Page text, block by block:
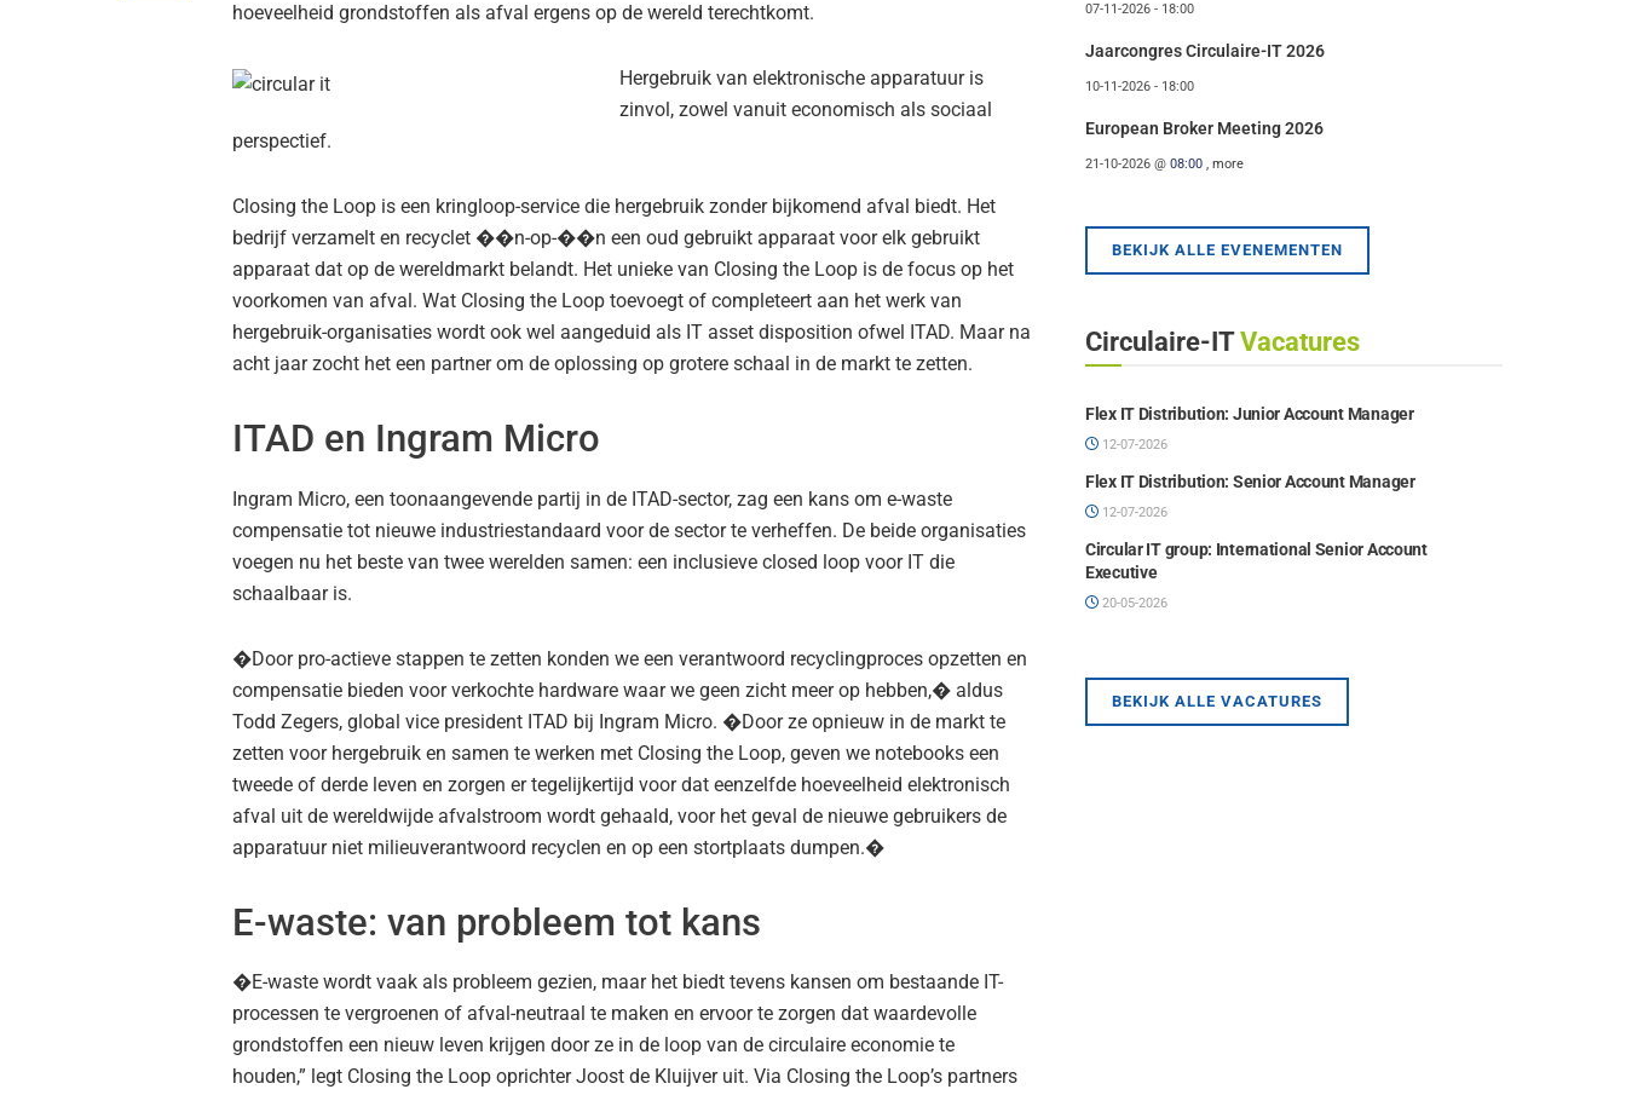
hoeveelheid grondstoffen als afval ergens op de wereld terechtkomt.
Hergebruik van elektronische apparatuur is
zinvol, zowel vanuit economisch als sociaal
perspectief.
Closing the Loop is een kringloop-service die hergebruik zonder bijkomend afval biedt. Het
bedrijf verzamelt en recyclet ��n-op-��n een oud gebruikt apparaat voor elk gebruikt
apparaat dat op de wereldmarkt belandt. Het unieke van Closing the Loop is de focus op het
voorkomen van afval. Wat Closing the Loop toevoegt of completeert aan het werk van
hergebruik-organisaties wordt ook wel aangeduid als IT asset disposition ofwel ITAD. Maar na
acht jaar zocht het een partner om de oplossing op grotere schaal in de markt te zetten.
ITAD en Ingram Micro
Ingram Micro, een toonaangevende partij in de ITAD-sector, zag een kans om e-waste
compensatie tot nieuwe industriestandaard voor de sector te verheffen. De beide organisaties
voegen nu het beste van twee werelden samen: een inclusieve closed loop voor IT die
schaalbaar is.
�Door pro-actieve stappen te zetten konden we een verantwoord recyclingproces opzetten en
compensatie bieden voor verkochte hardware waar we geen zicht meer op hebben,� aldus
Todd Zegers, global vice president ITAD bij Ingram Micro. �Door ze opnieuw in de markt te
zetten voor hergebruik en samen te werken met Closing the Loop, geven we notebooks een
tweede of derde leven en zorgen er tegelijkertijd voor dat eenzelfde hoeveelheid elektronisch
afval uit de wereldwijde afvalstroom wordt gehaald, voor het geval de nieuwe gebruikers de
apparatuur niet milieuverantwoord recyclen en op een stortplaats dumpen.�
E-waste: van probleem tot kans
�E-waste wordt vaak als probleem gezien, maar het biedt tevens kansen om bestaande IT-
processen te vergroenen of afval-neutraal te maken en ervoor te zorgen dat waardevolle
grondstoffen een nieuw leven krijgen door ze in de loop van de circulaire economie te
houden,” legt Closing the Loop oprichter Joost de Kluijver uit. Via Closing the Loop’s partners
07-11-2026 - 18:00
Jaarcongres Circulaire-IT 2026
10-11-2026 - 18:00
European Broker Meeting 2026
21-10-2026 @ 08:00 , more
BEKIJK ALLE EVENEMENTEN
Circulaire-ITVacatures
Flex IT Distribution: Junior Account Manager
12-07-2026
Flex IT Distribution: Senior Account Manager
12-07-2026
Circular IT group: International Senior Account
Executive
20-05-2026
BEKIJK ALLE VACATURES